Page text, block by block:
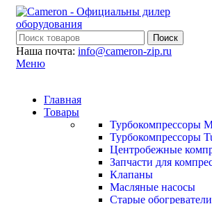
Поиск
Наша почта: info@cameron-zip.ru
Меню
Главная
Товары
Турбокомпрессоры
Турбокомпрессоры
Центробежные
Запчасти для
Клапаны
Масляные насосы
Старые обогреватели